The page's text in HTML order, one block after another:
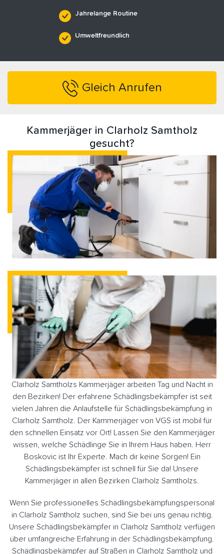
Jahrelange Routine
Umweltfreundlich
Gleich Anrufen
Kammerjäger in Clarholz Samtholz
gesucht?
Clarholz Samtholzs Kammerjäger arbeiten Tag und Nacht in
den Bezirken! Der erfahrene Schädlingsbekämpfer ist seit
vielen Jahren die Anlaufstelle für Schädlingsbekämpfung in
Clarholz Samtholz. Der Kammerjäger von VGS ist mobil für
den schnellen Einsatz vor Ort! Lassen Sie den Kammerjäger
wissen, welche Schädlinge Sie in Ihrem Haus haben. Herr
Boskovic ist Ihr Experte. Mach dir keine Sorgen! Ein
Schädlingsbekämpfer ist schnell für Sie da! Unsere
Kammerjäger in allen Bezirken Clarholz Samtholzs.
Wenn Sie professionelles Schädlingsbekämpfungspersonal
in Clarholz Samtholz suchen, sind Sie bei uns genau richtig.
Unsere Schädlingsbekämpfer in Clarholz Samtholz verfügen
über umfangreiche Erfahrung in der Schädlingsbekämpfung.
Schädlingsbekämpfer auf Straßen in Clarholz Samtholz und